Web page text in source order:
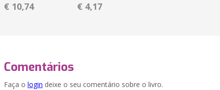
€ 10,74 € 4,17
Comentários
Faça o login deixe o seu comentário sobre o livro.